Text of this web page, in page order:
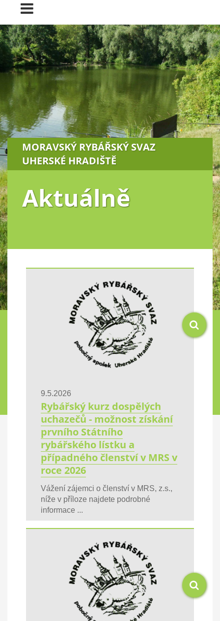
MORAVSKÝ RYBÁŘSKÝ SVAZ
UHERSKÉ HRADIŠTĚ
Aktuálně
9.5.2026
Rybářský kurz dospělých
uchazečů - možnost získání
prvního Státního
rybářského lístku a
případného členství v MRS v
roce 2026
Vážení zájemci o členství v MRS, z.s.,
níže v příloze najdete podrobné
informace ...